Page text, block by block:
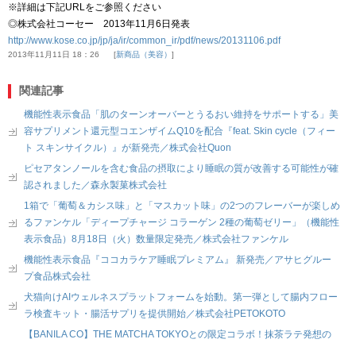
※詳細は下記URLをご参照ください
◎株式会社コーセー 2013年11月6日発表
http://www.kose.co.jp/jp/ja/ir/common_ir/pdf/news/20131106.pdf
2013年11月11日 18：26 新商品（美容）
関連記事
機能性表示食品「肌のターンオーバーとうるおい維持をサポートする」美
容サプリメント還元型コエンザイムQ10を配合『feat. Skin cycle（フィー
ト スキンサイクル）』が新発売／株式会社Quon
ピセアタンノールを含む食品の摂取により睡眠の質が改善する可能性が確
認されました／森永製菓株式会社
1箱で「葡萄＆カシス味」と「マスカット味」の2つのフレーバーが楽しめ
るファンケル「ディープチャージ コラーゲン 2種の葡萄ゼリー」（機能性
表示食品）8月18日（火）数量限定発売／株式会社ファンケル
機能性表示食品『ココカラケア睡眠プレミアム』 新発売／アサヒグルー
プ食品株式会社
犬猫向けAIウェルネスプラットフォームを始動。第一弾として腸内フロー
ラ検査キット・腸活サプリを提供開始／株式会社PETOKOTO
【BANILA CO】THE MATCHA TOKYOとの限定コラボ！抹茶ラテ発想の